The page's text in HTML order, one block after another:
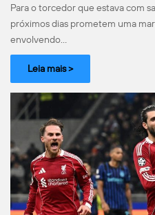
Para o torcedor que estava com
próximos dias prometem uma
envolvendo…
Leia mais >